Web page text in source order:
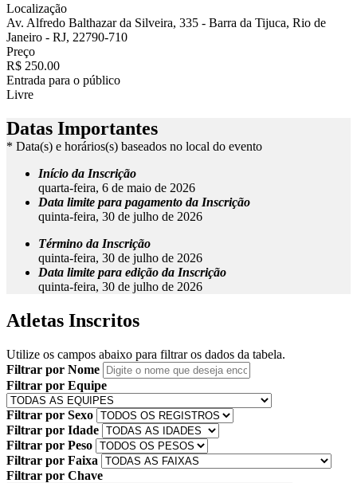
Localização
Av. Alfredo Balthazar da Silveira, 335 - Barra da Tijuca, Rio de
Janeiro - RJ, 22790-710
Preço
R$ 250.00
Entrada para o público
Livre
Datas Importantes
* Data(s) e horários(s) baseados no local do evento
Início da Inscrição
quarta-feira, 6 de maio de 2026
Data limite para pagamento da Inscrição
quinta-feira, 30 de julho de 2026
Término da Inscrição
quinta-feira, 30 de julho de 2026
Data limite para edição da Inscrição
quinta-feira, 30 de julho de 2026
Atletas Inscritos
Utilize os campos abaixo para filtrar os dados da tabela.
Filtrar por Nome
Filtrar por Equipe
Filtrar por Sexo
Filtrar por Idade
Filtrar por Peso
Filtrar por Faixa
Filtrar por Chave